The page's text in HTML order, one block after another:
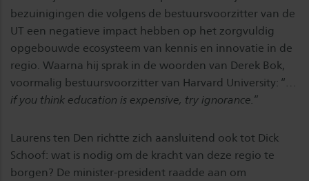
bezuinigingen die volgens de bestuursvoorzitter van de
UT een negatieve impact hebben op het zorgvuldig
opgebouwde ecosysteem van kennis en innovatie in de
regio. Waarna hij sprak in de woorden van Derek Bok,
voormalig bestuursvoorzitter van Harvard University: “…
if you think education is expensive, try ignorance.”
Laurens ten Den richtte zich aansluitend ook tot Dick
Schoof: wat is nodig om de kracht van deze regio te
borgen? De minister-president raadde aan om